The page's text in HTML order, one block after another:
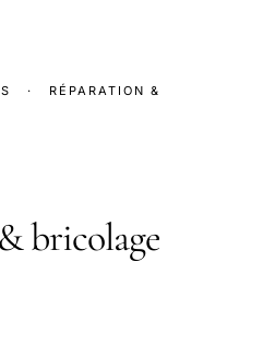
·
RÉPARATION &
bricolage